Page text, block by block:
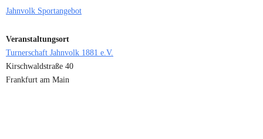
Jahnvolk Sportangebot
Veranstaltungsort
Turnerschaft Jahnvolk 1881 e.V.
Kirschwaldstraße 40
Frankfurt am Main